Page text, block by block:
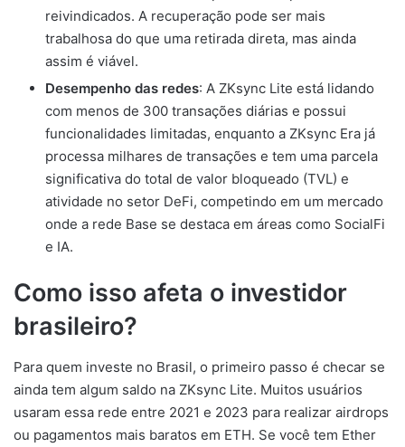
reivindicados. A recuperação pode ser mais
trabalhosa do que uma retirada direta, mas ainda
assim é viável.
Desempenho das redes: A ZKsync Lite está lidando
com menos de 300 transações diárias e possui
funcionalidades limitadas, enquanto a ZKsync Era já
processa milhares de transações e tem uma parcela
significativa do total de valor bloqueado (TVL) e
atividade no setor DeFi, competindo em um mercado
onde a rede Base se destaca em áreas como SocialFi
e IA.
Como isso afeta o investidor
brasileiro?
Para quem investe no Brasil, o primeiro passo é checar se
ainda tem algum saldo na ZKsync Lite. Muitos usuários
usaram essa rede entre 2021 e 2023 para realizar airdrops
ou pagamentos mais baratos em ETH. Se você tem Ether